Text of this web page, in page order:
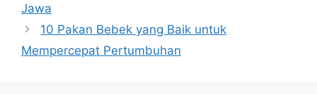
Jawa
10 Pakan Bebek yang Baik untuk
Mempercepat Pertumbuhan